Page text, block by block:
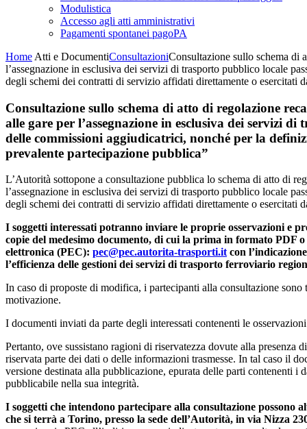
Modulistica
Accesso agli atti amministrativi
Pagamenti spontanei pagoPA
Home Atti e DocumentiConsultazioniConsultazione sullo schema di
l’assegnazione in esclusiva dei servizi di trasporto pubblico locale
degli schemi dei contratti di servizio affidati direttamente o esercitati
Consultazione sullo schema di atto di regolazione
alle gare per l’assegnazione in esclusiva dei servizi
delle commissioni aggiudicatrici, nonché per la
prevalente partecipazione pubblica”
L’Autorità sottopone a consultazione pubblica lo schema di atto di
l’assegnazione in esclusiva dei servizi di trasporto pubblico locale
degli schemi dei contratti di servizio affidati direttamente o esercitati
I soggetti interessati potranno inviare le proprie osservazioni e
copie del medesimo documento, di cui la prima in formato PDF
elettronica (PEC): pec@pec.autorita-trasporti.itcon
l’efficienza delle gestioni dei servizi di trasporto ferroviario
In caso di proposte di modifica, i partecipanti alla consultazione
motivazione.
I documenti inviati da parte degli interessati contenenti le
Pertanto, ove sussistano ragioni di riservatezza dovute alla
riservata parte dei dati o delle informazioni trasmesse. In tal caso il
versione destinata alla pubblicazione, epurata delle parti contenenti
pubblicabile nella sua integrità.
I soggetti che intendono partecipare alla consultazione possono
che si terrà a Torino, presso la sede dell’Autorità, in via Nizza